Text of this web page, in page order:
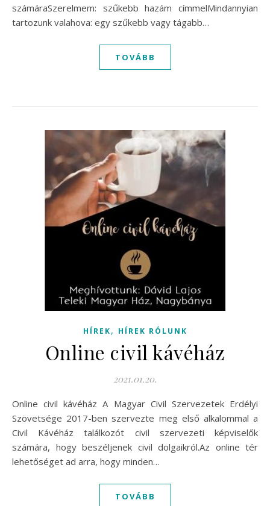
számáraSzerelmem: szűkebb hazám címmelMindannyian
tartozunk valahova: egy szűkebb vagy tágabb…
TOVÁBB
HÍREK, HÍREK RÓLUNK
Online civil kávéház
2021.01.20.
Online civil kávéház A Magyar Civil Szervezetek Erdélyi
Szövetsége 2017-ben szervezte meg első alkalommal a
Civil Kávéház találkozót civil szervezeti képviselők
számára, hogy beszéljenek civil dolgaikról.Az online tér
lehetőséget ad arra, hogy minden…
TOVÁBB